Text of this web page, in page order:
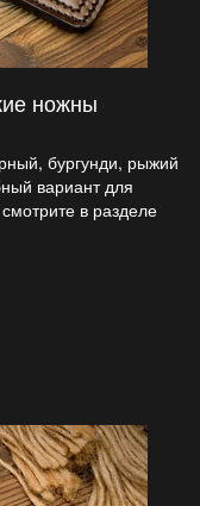
ножны
бургунди, рыжий
вариант для
в разделе